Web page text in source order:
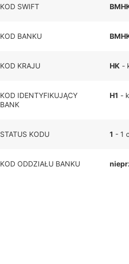
KOD SWIFT
KOD BANKU
KOD KRAJU HK -
KOD IDENTYFIKUJĄCY
BANK
H1 -
STATUS KODU 1 - 1
KOD ODDZIAŁU BANKU